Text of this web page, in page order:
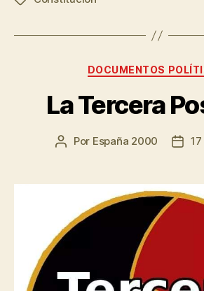
DOCUMENTOS
La Tercera
Por España 2000